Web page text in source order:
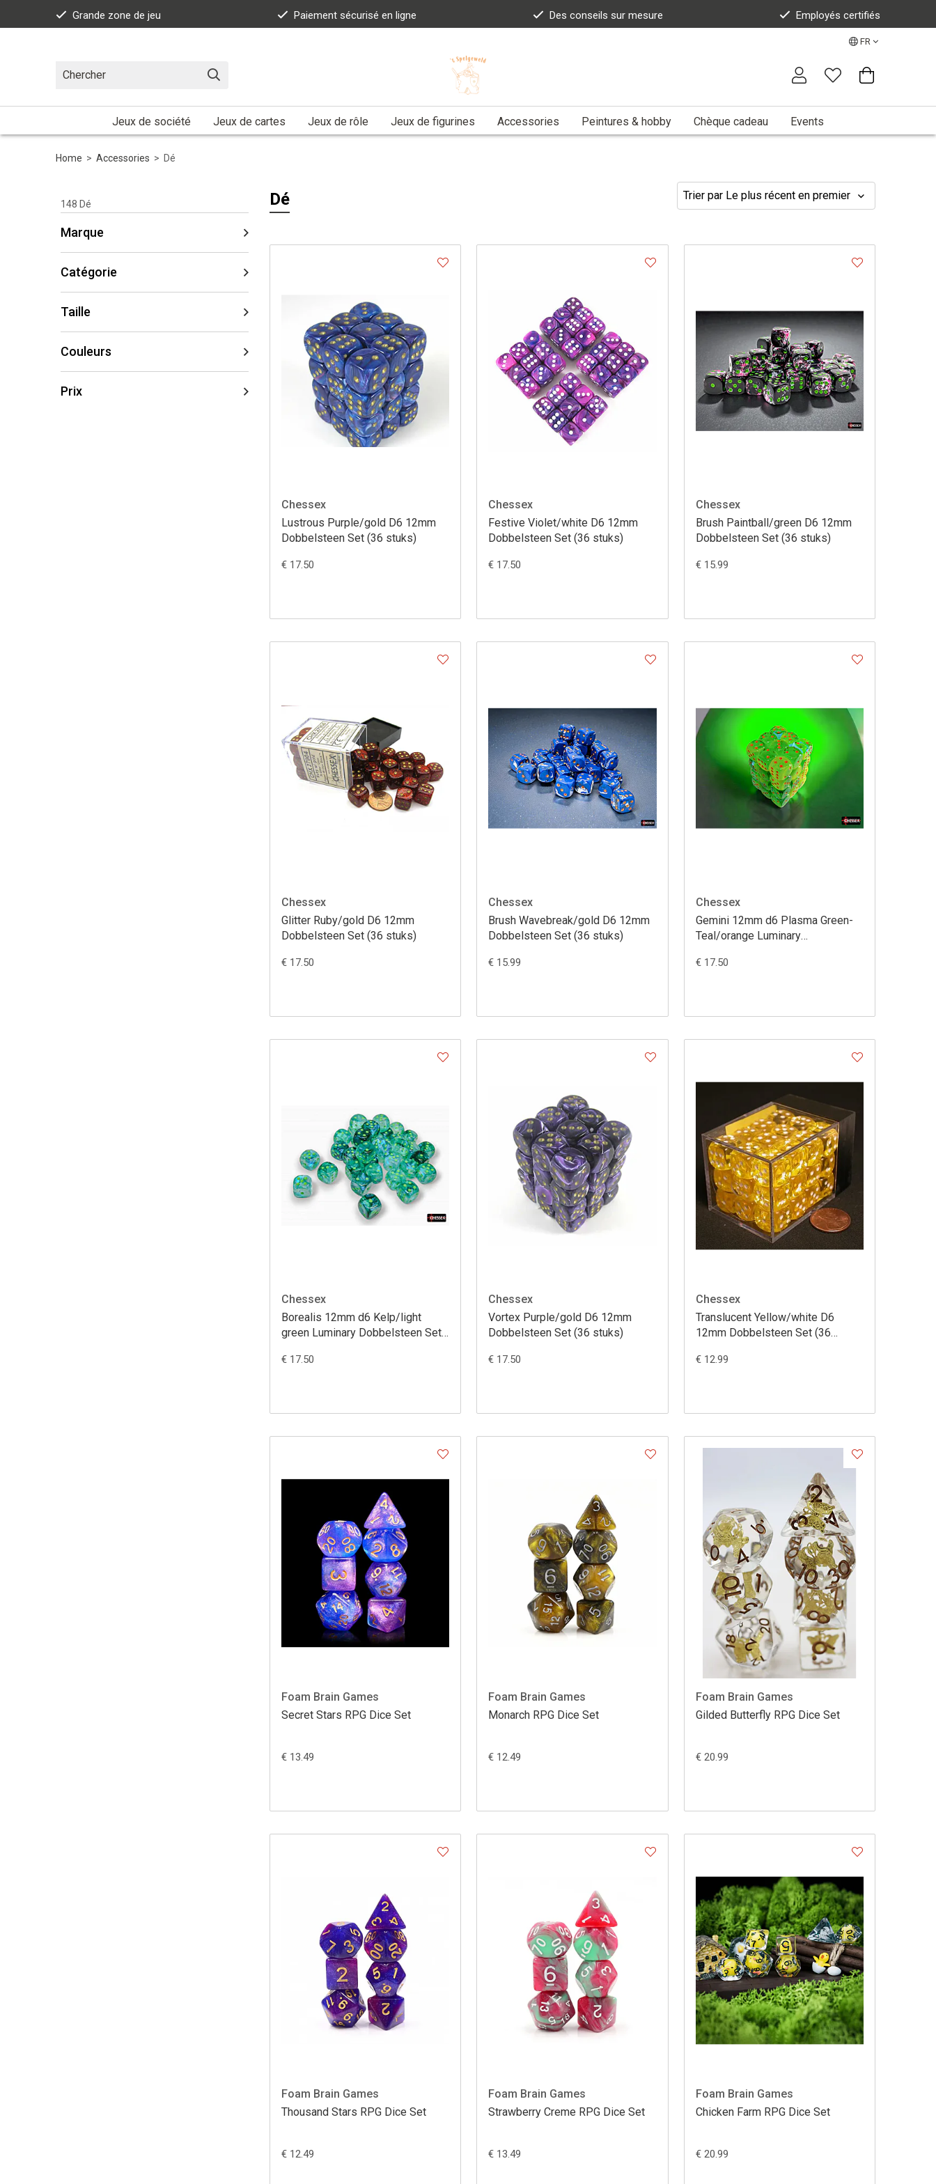
Grande zone de jeu Paiement sécurisé en ligne Des conseils sur mesure Employés certifiés
FR
Jeux de société Jeux de cartes Jeux de rôle Jeux de figurines Accessories Peintures & hobby Chèque cadeau Events
Home > Accessories > Dé
148 Dé
Marque
Catégorie
Taille
Couleurs
Prix
Dé
Chessex
Lustrous Purple/gold D6 12mm
Dobbelsteen Set (36 stuks)
€ 17.50
Chessex
Festive Violet/white D6 12mm
Dobbelsteen Set (36 stuks)
€ 17.50
Chessex
Brush Paintball/green D6 12mm
Dobbelsteen Set (36 stuks)
€ 15.99
Chessex
Glitter Ruby/gold D6 12mm
Dobbelsteen Set (36 stuks)
€ 17.50
Chessex
Brush Wavebreak/gold D6 12mm
Dobbelsteen Set (36 stuks)
€ 15.99
Chessex
Gemini 12mm d6 Plasma Green-
Teal/orange Luminary
€ 17.50
Chessex
Borealis 12mm d6 Kelp/light
green Luminary Dobbelsteen Set
€ 17.50
Chessex
Vortex Purple/gold D6 12mm
Dobbelsteen Set (36 stuks)
€ 17.50
Chessex
Translucent Yellow/white D6
12mm Dobbelsteen Set (36
€ 12.99
Foam Brain Games
Secret Stars RPG Dice Set
€ 13.49
Foam Brain Games
Monarch RPG Dice Set
€ 12.49
Foam Brain Games
Gilded Butterfly RPG Dice Set
€ 20.99
Foam Brain Games
Thousand Stars RPG Dice Set
€ 12.49
Foam Brain Games
Strawberry Creme RPG Dice Set
€ 13.49
Foam Brain Games
Chicken Farm RPG Dice Set
€ 20.99